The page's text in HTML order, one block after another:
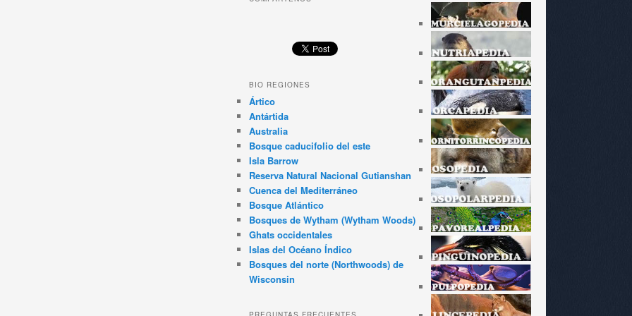
BIO REGIONES
Ártico
Antártida
Australia
Bosque caducifolio del este
Isla Barrow
Reserva Natural Nacional Gutianshan
Cuenca del Mediterráneo
Bosque Atlántico
Bosques de Wytham (Wytham Woods)
Ghats occidentales
Islas del Océano Índico
Bosques del norte (Northwoods) de
Wisconsin